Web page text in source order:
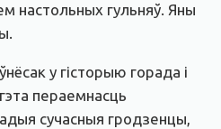
настольных гульняў. Яны
у гісторыю горада і
пераемнасць
сучасныя гродзенцы,